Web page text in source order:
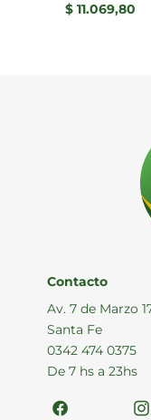
$ 11.069,80
Contacto
Av. 7 de Marzo
Santa Fe
0342 474 0375
De 7 hs a 23hs